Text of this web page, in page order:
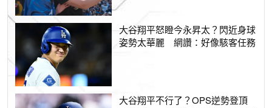
大谷翔平怒瞪今永昇太？閃近身球
姿勢太華麗 網讚：好像駭客任務
大谷翔平不行了？OPS逆勢登頂